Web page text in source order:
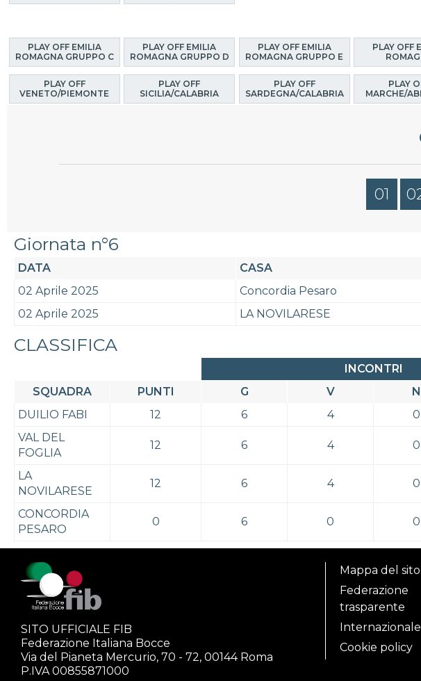
PLAY OFF EMILIA
ROMAGNA GRUPPO C
PLAY OFF EMILIA
ROMAGNA GRUPPO D
PLAY OFF EMILIA
ROMAGNA GRUPPO E
PLAY OFF
PLAY OFF
VENETO/PIEMONTE
PLAY OFF
SICILIA/CALABRIA
PLAY OFF
SARDEGNA/CALABRIA
PLAY
MARCHE/
01
Giornata n°6
DATA CASA
02 Aprile 2025
Concordia Pesaro
02 Aprile 2025
LA NOVILARESE
CLASSIFICA
INCONTRI
SQUADRA
PUNTI G V N
DUILIO FABI
12 6 4 0
VAL DEL
FOGLIA
12 6 4 0
LA
NOVILARESE
12 6 4 0
CONCORDIA
PESARO
0 6 0 0
SITO UFFICIALE FIB
Federazione Italiana Bocce
Via del Pianeta Mercurio, 70 - 72, 00144 Roma
P.IVA 00855871000
Mappa del sito
Federazione
trasparente
Internazionale
Cookie policy